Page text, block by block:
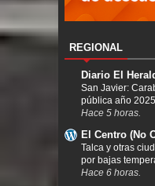
REGIONAL
Diario El
San Javier:
pública año 2025
Hace 5 horas.
El Centro (No
Talca y otras
por bajas
Hace 6 horas.